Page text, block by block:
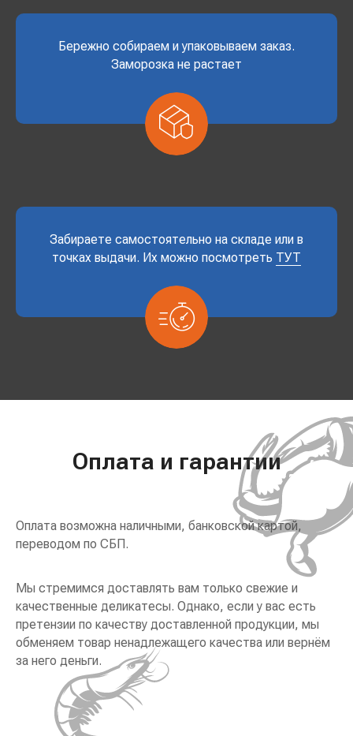
Бережно собираем и упаковываем заказ.
Заморозка не растает
Забираете самостоятельно на складе или в
точках выдачи. Их можно посмотреть ТУТ
Оплата и гарантии
Оплата возможна наличными, банковской картой,
переводом по СБП.
Мы стремимся доставлять вам только свежие и
качественные деликатесы. Однако, если у вас есть
претензии по качеству доставленной продукции, мы
обменяем товар ненадлежащего качества или вернём
за него деньги.